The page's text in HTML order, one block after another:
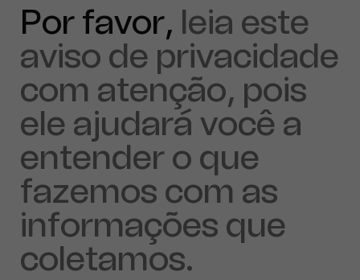
Por favor, leia este
aviso de privacidade
com atenção, pois
ele ajudará você a
entender o que
fazemos com as
informações que
coletamos.